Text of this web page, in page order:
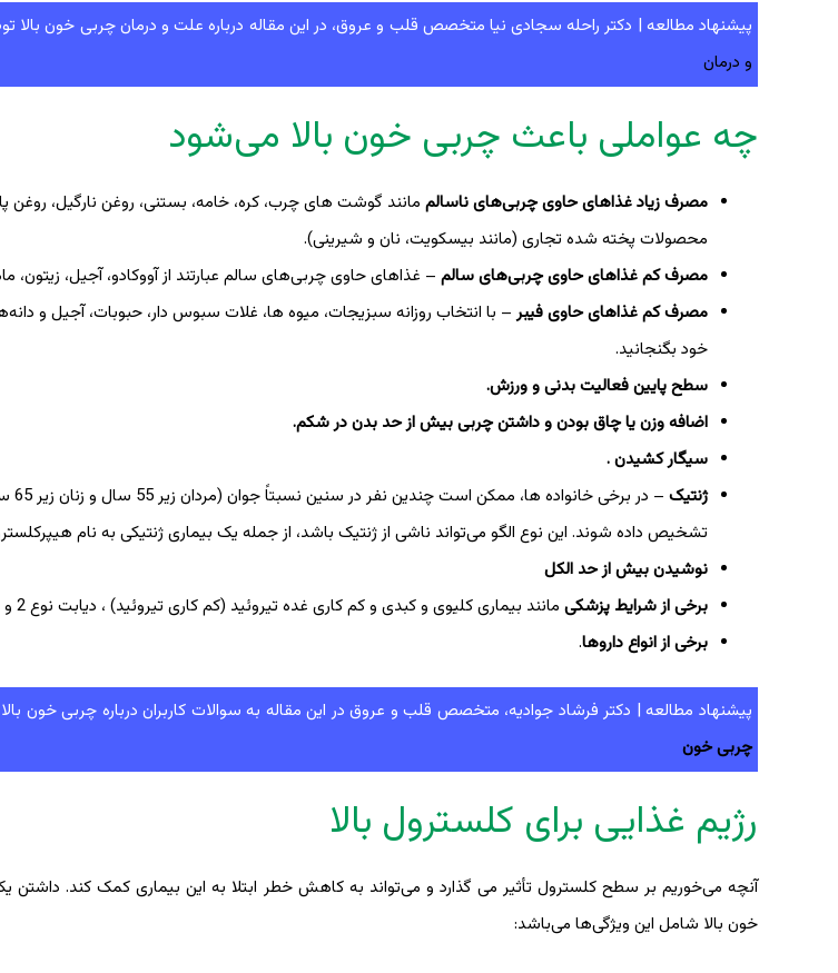
پیشنهاد مطالعه | دکتر راحله سجادی نیا متخصص قلب و عروق، در این مقاله درباره علت و درمان چربی خون بالا
و درمان
چه عواملی باعث چربی خون بالا می‌شود
مصرف زیاد غذاهای حاوی چربی‌های ناسالم مانند گوشت های چرب، کره، خامه، بستنی، روغن نارگیل، روغن
محصولات پخته شده تجاری (مانند بیسکویت، نان و شیرینی).
مصرف کم غذاهای حاوی چربی‌های سالم – غذاهای حاوی چربی‌های سالم عبارتند از آووکادو، آجیل، زیتون،
مصرف کم غذاهای حاوی فیبر– با انتخاب روزانه سبزیجات، میوه ها، غلات سبوس دار، حبوبات، آجیل و
خود بگنجانید.
سطح پایین فعالیت بدنی و ورزش.
اضافه وزن یا چاق بودن و داشتن چربی بیش از حد بدن در شکم.
سیگار کشیدن .
ژنتیک
–
تشخیص داده شوند. این نوع الگو می‌تواند ناشی از ژنتیک باشد، از جمله یک بیماری ژنتیکی به نام
نوشیدن بیش از حد الکل
برخی از شرایط پزشکی مانند بیماری کلیوی و کبدی و کم کاری غده تیروئید (کم کاری تیروئید) ، دیابت نوع 2 و فشار خون بالا
برخی از انواع داروها.
پیشنهاد مطالعه | دکتر فرشاد جوادیه، متخصص قلب و عروق در این مقاله به سوالات کاربران درباره چربی خون
چربی خون
رژیم غذایی برای کلسترول بالا
آنچه می‌خوریم بر سطح کلسترول تأثیر می گذارد و می‌تواند به کاهش خطر ابتلا به این بیماری کمک کند. داشتن
خون بالا شامل این ویژگی‌ها می‌باشد: